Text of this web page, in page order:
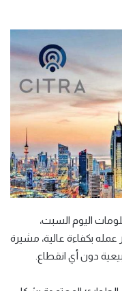
اليوم السبت،
عمله بكفاءة عالية، مشيرة
دون أي انقطاع.